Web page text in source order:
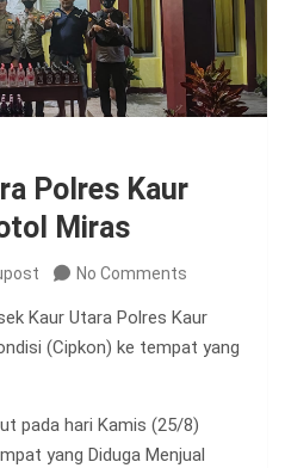
Polres Kaur
Miras
No Comments
Kaur Utara Polres Kaur
(Cipkon) ke tempat yang
pada hari Kamis (25/8)
yang Diduga Menjual